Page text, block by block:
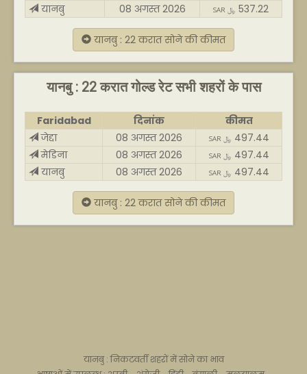
यानबु
08 अगस्त 2026 SAR ﷼ 537.22
यानबु : 22 करात सोने की कीमत
यानबु : 22 करात गोल्ड रेट सभी शहरों के पास
Faridabad दिनांक
कीमत
जेद्दा
08 अगस्त 2026 SAR ﷼ 497.44
मेडिना
08 अगस्त 2026 SAR ﷼ 497.44
यानबु
08 अगस्त 2026 SAR ﷼ 497.44
यानबु : 22 करात सोने की कीमत
यानबु : निकटवर्ती शहरों में सोने का भाव